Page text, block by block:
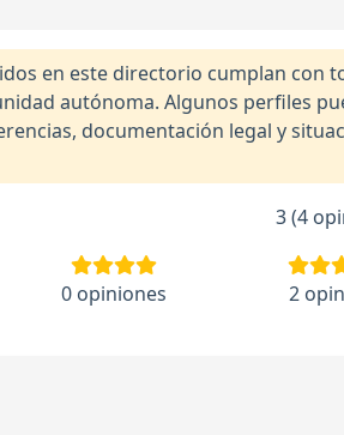
en este directorio cumplan con
autónoma. Algunos perfiles
documentación legal y
3 (4
0 opiniones 2